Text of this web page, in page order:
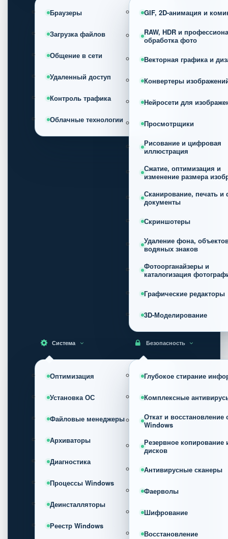
Браузеры
Загрузка файлов
Общение в сети
Удаленный доступ
Контроль трафика
Облачные технологии
GIF, 2D-анимация и
RAW, HDR и
обработка фото
Векторная графика и
Конвертеры
Нейросети для
Просмотрщики
Рисование и цифровая
иллюстрация
Сжатие, оптимизация и
изменение размера
Сканирование, печать и
документы
Скриншотеры
Удаление фона,
водяных знаков
Фотоорганайзеры и
каталогизация
Графические редакторы
3D-Моделирование
Система
Оптимизация
Установка ОС
Файловые менеджеры
Архиваторы
Диагностика
Процессы Windows
Деинсталляторы
Реестр Windows
Безопасность
Глубокое стирание
Комплексные
Откат и восстановление
Windows
Резервное копирование
дисков
Антивирусные сканеры
Фаерволы
Шифрование
Восстановление